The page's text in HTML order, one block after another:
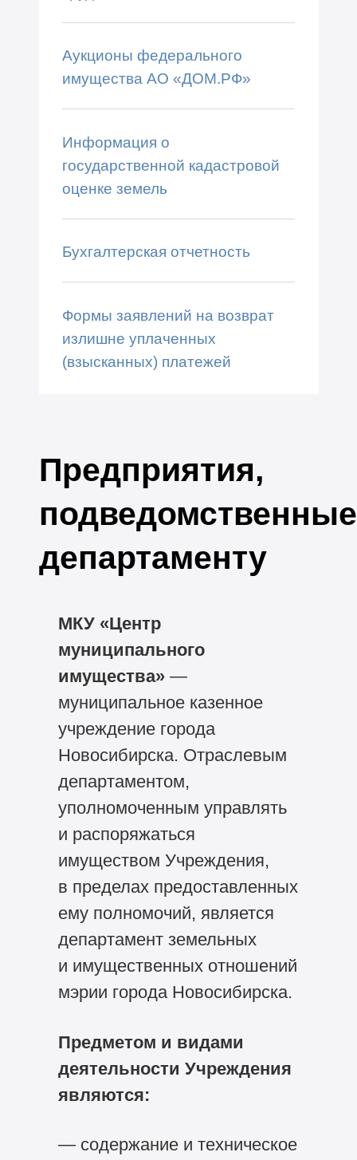
Аукционы федерального
имущества АО «ДОМ.РФ»
Информация о
государственной кадастровой
оценке земель
Бухгалтерская отчетность
Формы заявлений на возврат
излишне уплаченных
(взысканных) платежей
Предприятия,
подведомственные
департаменту
МКУ «Центр
муниципального
имущества»—
муниципальное казенное
учреждение города
Новосибирска. Отраслевым
департаментом,
уполномоченным управлять
и распоряжаться
имуществом Учреждения,
в пределах предоставленных
ему полномочий, является
департамент земельных
и имущественных отношений
мэрии города Новосибирска.
Предметом и видами
деятельности Учреждения
являются:
— содержание и техническое